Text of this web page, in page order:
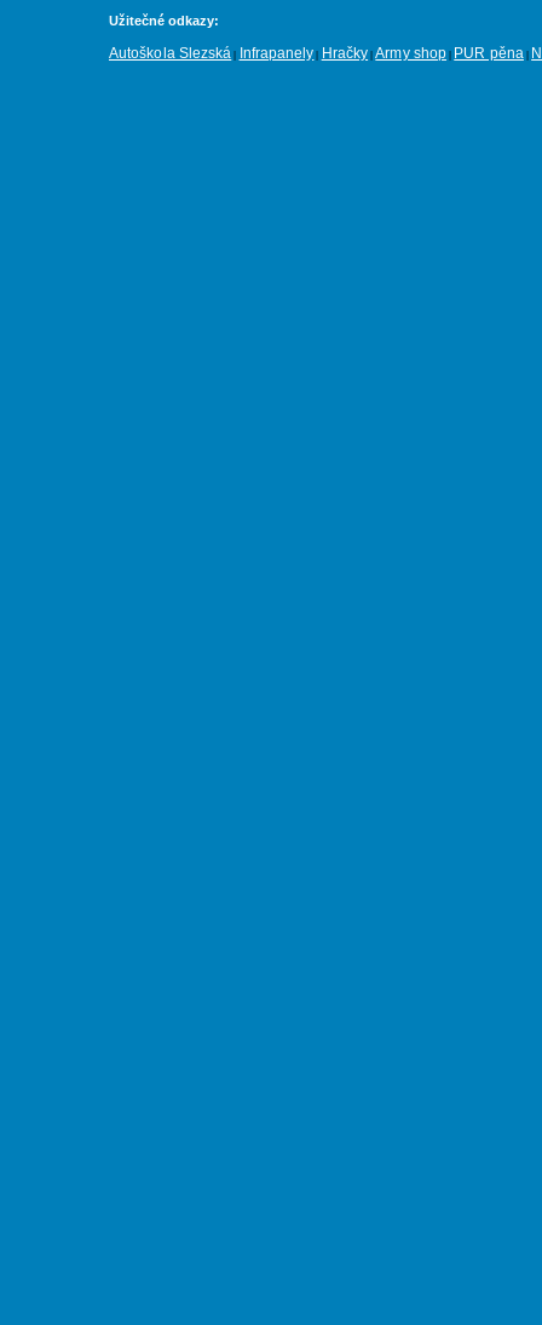
Užitečné odkazy:
Autoškola Slezská Infrapanely Hračky |Army shop PUR pěna|